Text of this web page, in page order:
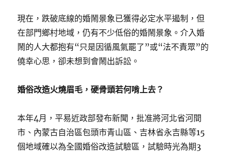
現在，跌破底線的婚鬧景象已獲得必定水平遏制，但
在部門鄉村地域，仍有不少低俗的婚鬧景象。介入婚
鬧的人大都抱有“只是因循風氣罷了”或“法不責眾”的
僥幸心思，卻未想到會鬧出訴訟。
婚俗改造火燒眉毛，硬骨頭若何啃上去？
本年4月，平易近政部發布新聞，批准將河北省河間
市、內蒙古自治區包頭市青山區、吉林省永吉縣等15
個地域確以為全國婚俗改造試驗區，試驗時光為期3